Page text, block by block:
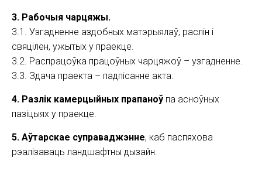
3. Рабочыя чарцяжы.
3.1. Узгадненне аздобных матэрыялаў, раслін і
свяцілен, ужытых у праекце.
3.2. Распрацоўка працоўных чарцяжоў – узгадненне.
3.3. Здача праекта – падпісанне акта.
4. Разлік камерцыйных прапаноў па асноўных
пазіцыях у праекце.
5. Аўтарскае суправаджэнне, каб паспяхова
рэалізаваць ландшафтны дызайн.